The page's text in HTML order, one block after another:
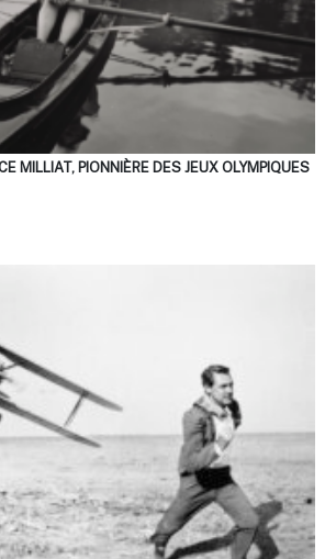
MILLIAT, PIONNIÈRE DES JEUX OLYMPIQUES